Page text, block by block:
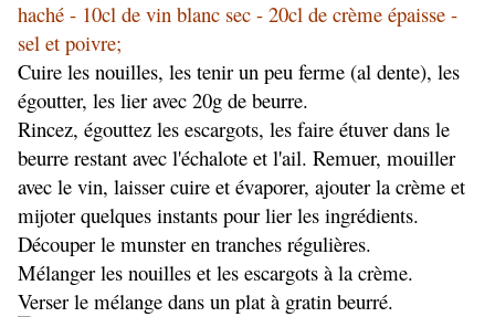
haché - 10cl de vin blanc sec - 20cl de crème épaisse -
sel et poivre;
Cuire les nouilles, les tenir un peu ferme (al dente), les
égoutter, les lier avec 20g de beurre.
Rincez, égouttez les escargots, les faire étuver dans le
beurre restant avec l'échalote et l'ail. Remuer, mouiller
avec le vin, laisser cuire et évaporer, ajouter la crème et
mijoter quelques instants pour lier les ingrédients.
Découper le munster en tranches régulières.
Mélanger les nouilles et les escargots à la crème.
Verser le mélange dans un plat à gratin beurré.